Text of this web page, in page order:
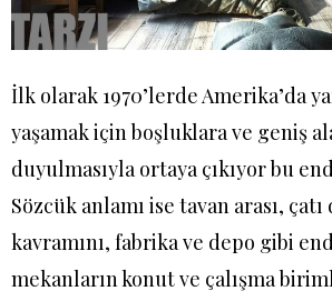
İlk olarak 1970’lerde Amerika’da
yaşamak için boşluklara ve geniş
duyulmasıyla ortaya çıkıyor bu
Sözcük anlamı ise tavan arası,
kavramını, fabrika ve depo gibi
mekanların konut ve çalışma